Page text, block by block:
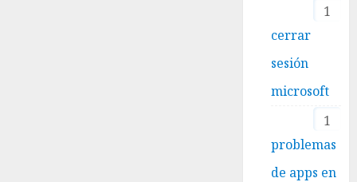
1
cerrar
sesión
microsoft
1
problemas
de apps en